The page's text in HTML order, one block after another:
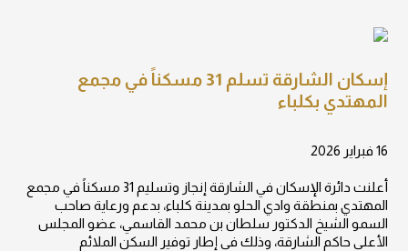
إسكان الشارقة تسلم 31 مسكناً في مجمع
المهتدي بكلباء
16 فبراير 2026
أعلنت دائرة الإسكان في الشارقة إنجاز وتسليم 31 مسكناً في مجمع
المهتدي بمنطقة وادي الحلو بمدينة كلباء، بدعم ورعاية صاحب
السمو الشيخ الدكتور سلطان بن محمد القاسمي، عضو المجلس
الأعلى حاكم الشارقة، وذلك في إطار توفير السكن الملائم